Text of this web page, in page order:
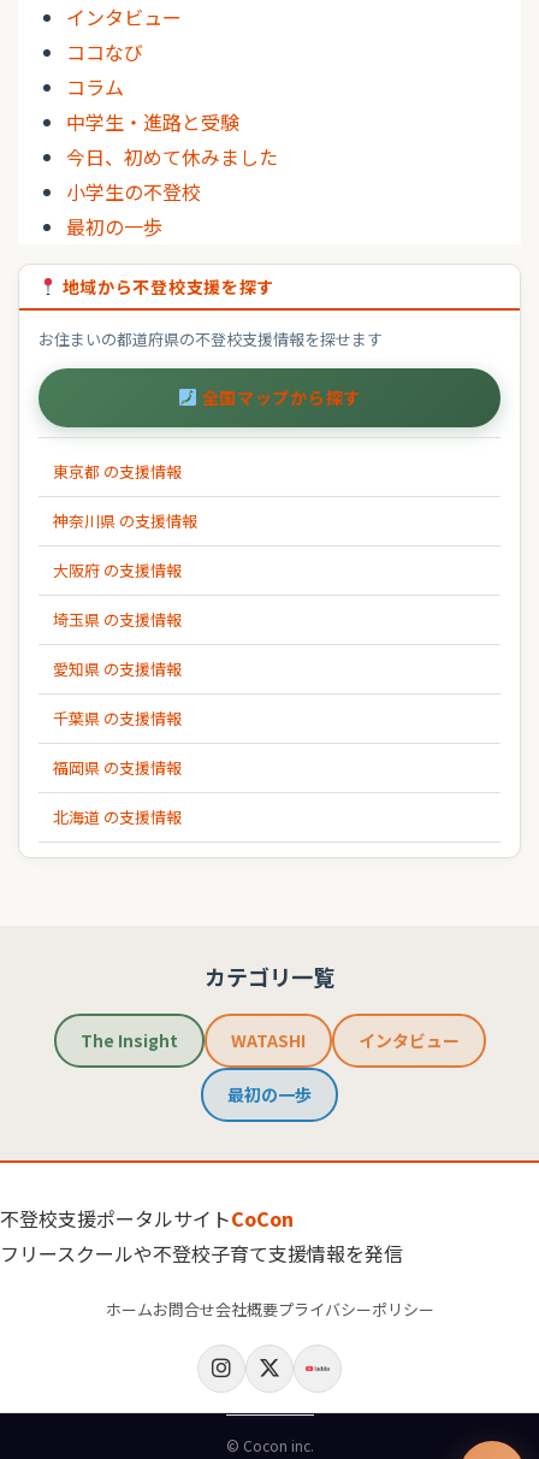
インタビュー
ココなび
コラム
中学生・進路と受験
今日、初めて休みました
小学生の不登校
最初の一歩
地域から不登校支援を探す
お住まいの都道府県の不登校支援情報を探せます
全国マップから探す
東京都 の支援情報
神奈川県 の支援情報
大阪府 の支援情報
埼玉県 の支援情報
愛知県 の支援情報
千葉県 の支援情報
福岡県 の支援情報
北海道 の支援情報
カテゴリ一覧
The Insight WATASHI インタビュー
最初の一歩
不登校支援ポータルサイトCoCon
フリースクールや不登校子育て支援情報を発信
ホームお問合せ会社概要プライバシーポリシー
© Cocon inc.